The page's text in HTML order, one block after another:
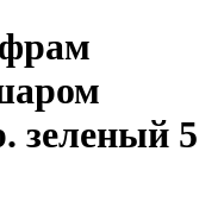
зеленый 5